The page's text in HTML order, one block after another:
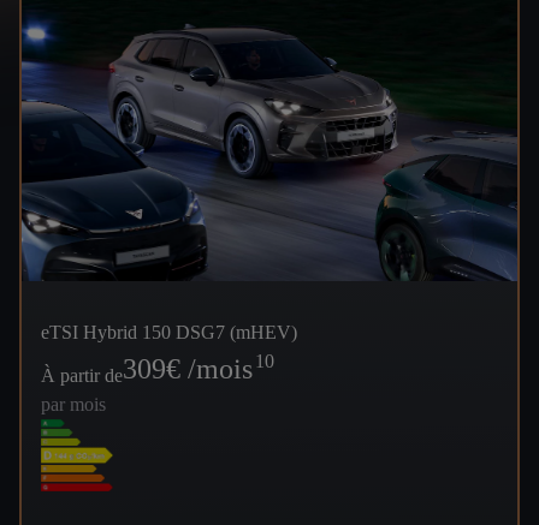
eTSI Hybrid 150 DSG7 (mHEV)
À partir de309€ /mois10
par mois